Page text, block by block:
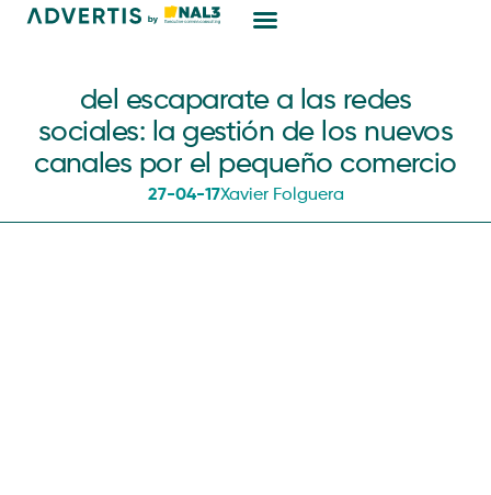
del escaparate a las redes
sociales: la gestión de los nuevos
canales por el pequeño comercio
27-04-17Xavier Folguera